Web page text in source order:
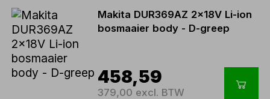
Makita DUR369AZ 2x18V Li-ion
bosmaaier body - D-greep
458,59
379,00 excl. BTW